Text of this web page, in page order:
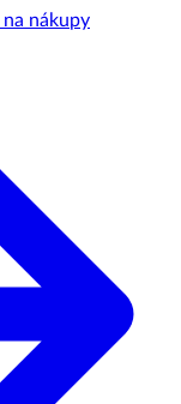
na nákupy